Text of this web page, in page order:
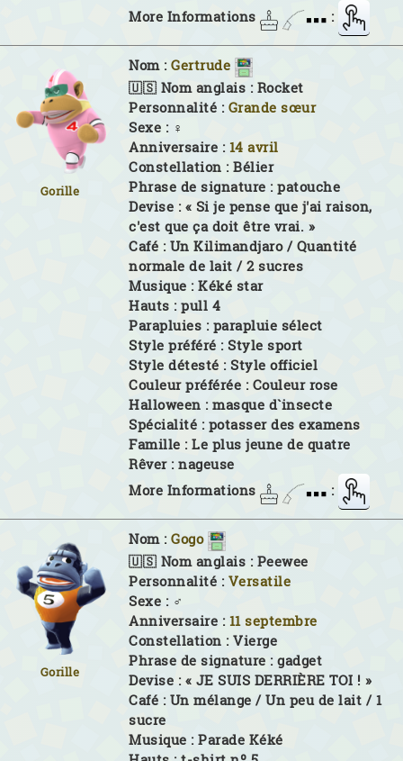
More Informations
:
Gorille
Nom : Gertrude
🇺🇸 Nom anglais : Rocket
Personnalité : Grande sœur
Sexe : ♀
Anniversaire : 14 avril
Constellation : Bélier
Phrase de signature : patouche
Devise : « Si je pense que j'ai raison,
c'est que ça doit être vrai. »
Café : Un Kilimandjaro / Quantité
normale de lait / 2 sucres
Musique : Kéké star
Hauts : pull 4
Parapluies : parapluie sélect
Style préféré : Style sport
Style détesté : Style officiel
Couleur préférée : Couleur rose
Halloween : masque d`insecte
Spécialité : potasser des examens
Famille : Le plus jeune de quatre
Rêver : nageuse
More Informations
:
Gorille
Nom : Gogo
🇺🇸 Nom anglais : Peewee
Personnalité : Versatile
Sexe : ♂
Anniversaire : 11 septembre
Constellation : Vierge
Phrase de signature : gadget
Devise : « JE SUIS DERRIÈRE TOI ! »
Café : Un mélange / Un peu de lait / 1
sucre
Musique : Parade Kéké